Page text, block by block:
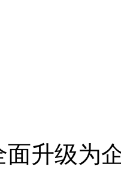
面升级为